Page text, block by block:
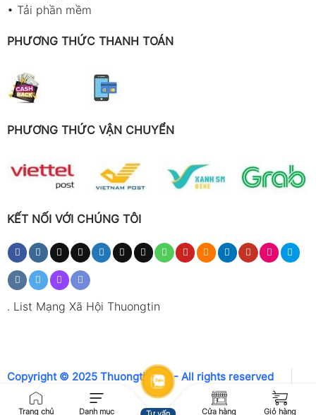
• Tải phần mềm
PHƯƠNG THỨC THANH TOÁN
PHƯƠNG THỨC VẬN CHUYỂN
KẾT NỐI VỚI CHÚNG TÔI
. List Mạng Xã Hội Thuongtin
Copyright © 2025 Thuongtin.net - All rights reserved
Trang chủ Danh mục Cửa hàng Giỏ hàng